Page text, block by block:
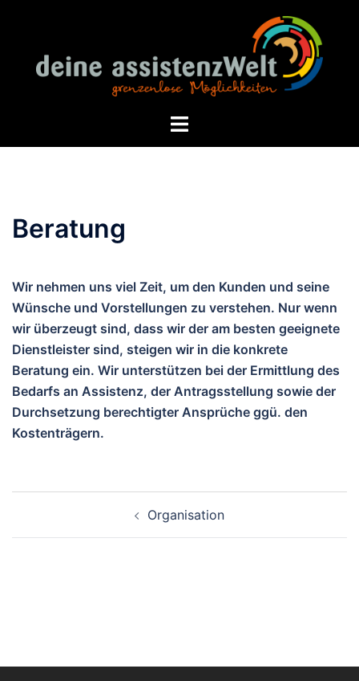
springen
Menü
Beratung
Wir nehmen uns viel Zeit, um den Kunden und seine
Wünsche und Vorstellungen zu verstehen. Nur wenn
wir überzeugt sind, dass wir der am besten geeignete
Dienstleister sind, steigen wir in die konkrete
Beratung ein. Wir unterstützen bei der Ermittlung des
Bedarfs an Assistenz, der Antragsstellung sowie der
Durchsetzung berechtigter Ansprüche ggü. den
Kostenträgern.
Organisation